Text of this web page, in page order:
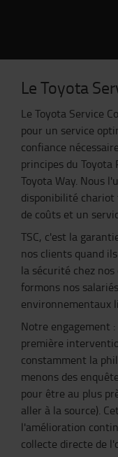
Le Toyota
Le Toyota Service
pour un service
confiance
principes du Toyota
Toyota Way. Nous
disponibilité
de coûts et un
TSC, c'est la
nos clients quand
la sécurité chez
formons nos
environnementaux
Notre engagement
première
constamment la
menons des
pour être au plus
aller à la source).
l'amélioration
collecte directe de